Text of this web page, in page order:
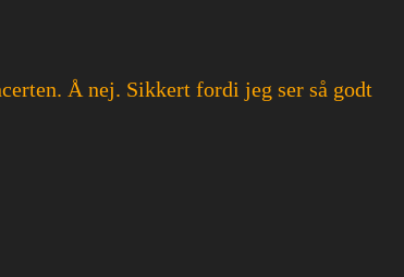
Å nej. Sikkert fordi jeg ser så godt